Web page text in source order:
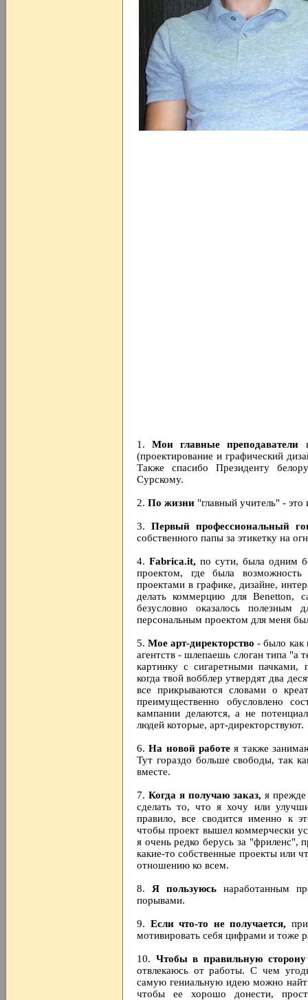
1.Мои главные преподаватели
(проектирование и графический
Также спасибо Президенту
Сурскому.
2. По жизни "главный учитель" -
3. Первый профессиональный
собственного папы за этикетку на
4. Fabrica.it, по сути, была одним
проектом, где была возможность
проектами в графике, дизайне,
делать коммерцию для Benetton,
безусловно оказалось
персональным проектом для меня
5.Мое арт-директорство - было как
агентств - шлепаешь слоган типа "а
картинку с сигаретными
когда твой вобблер утвердят два
все прикрываются словами о
преимущественно обусловлено
кампании делаются, а не
людей которые, арт-директорствуют.
6.На новой работе я также
Тут гораздо больше свободы, так
вместе.
7.Когда я получаю заказ, я
сделать то, что я хочу или
правило, все сводится именно к
чтобы проект вышел коммерчески
я очень редко берусь за "фриленс",
какие-то собственные проекты или
отношению ко всем.
8. Я пользуюсь наработанным
порывами.
9. Если что-то не получается,
мотивировать себя цифрами и тоже
10. Чтобы в правильную сторону
отвлекаюсь от работы. С чем
самую гениальную идею можно
чтобы ее хорошо донести,